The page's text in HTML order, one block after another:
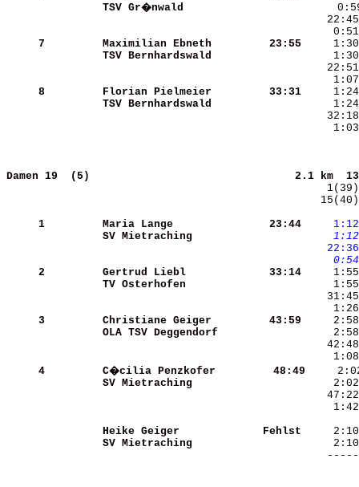
TSV Gr�nwald
     7
Maximilian Ebneth
   23:55
TSV Bernhardswald
     8
Florian Pielmeier
   33:31
TSV Bernhardswald
Damen 19  (5)
2.1
     1
Maria Lange
   23:44
    1:12
SV Mietraching
    1:12
   22:36
    0:54
     2
Gertrud Liebl
   33:14
TV Osterhofen
     3
Christiane Geiger
   43:59
OLA TSV Deggendorf
     4
C�cilia Penzkofer
   48:49
SV Mietraching
Heike Geiger
  Fehlst
SV Mietraching